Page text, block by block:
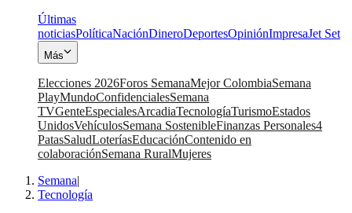
Últimas
noticiasPolíticaNaciónDineroDeportesOpiniónImpresaJet Set
Más
Elecciones 2026Foros SemanaMejor ColombiaSemana
PlayMundoConfidencialesSemana
TVGenteEspecialesArcadiaTecnologíaTurismoEstados
UnidosVehículosSemana SostenibleFinanzas Personales4
PatasSaludLoteríasEducaciónContenido en
colaboraciónSemana RuralMujeres
Semana|
Tecnología